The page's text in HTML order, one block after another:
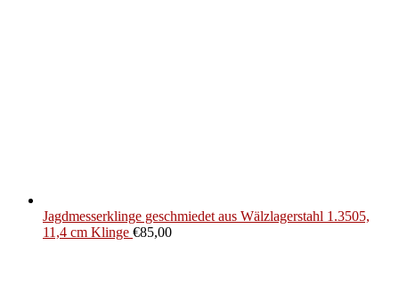
Jagdmesserklinge geschmiedet aus Wälzlagerstahl 1.3505,
11,4 cm Klinge €85,00